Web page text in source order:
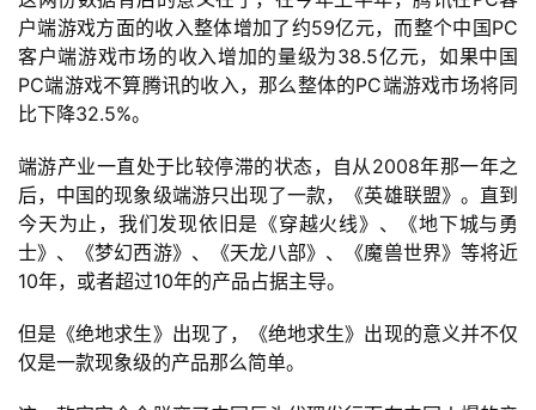
户端游戏方面的收入整体增加了约59亿元，而整个中国PC
客户端游戏市场的收入增加的量级为38.5亿元，如果中国
PC端游戏不算腾讯的收入，那么整体的PC端游戏市场将同
比下降32.5%。
端游产业一直处于比较停滞的状态，自从2008年那一年之
后，中国的现象级端游只出现了一款，《英雄联盟》。直到
今天为止，我们发现依旧是《穿越火线》、《地下城与勇
士》、《梦幻西游》、《天龙八部》、《魔兽世界》等将近
10年，或者超过10年的产品占据主导。
但是《绝地求生》出现了，《绝地求生》出现的意义并不仅
仅是一款现象级的产品那么简单。